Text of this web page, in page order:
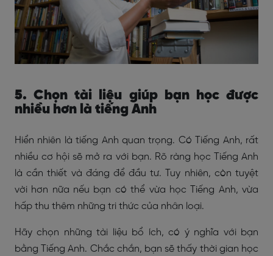
5. Chọn tài liệu giúp bạn học được
nhiều hơn là tiếng Anh
Hiển nhiên là tiếng Anh quan trọng. Có Tiếng Anh, rất
nhiều cơ hội sẽ mở ra với bạn. Rõ ràng học Tiếng Anh
là cần thiết và đáng để đầu tư. Tuy nhiên, còn tuyệt
vời hơn nữa nếu bạn có thể vừa học Tiếng Anh, vừa
hấp thu thêm những tri thức của nhân loại.
Hãy chọn những tài liệu bổ ích, có ý nghĩa với bạn
bằng Tiếng Anh. Chắc chắn, bạn sẽ thấy thời gian học